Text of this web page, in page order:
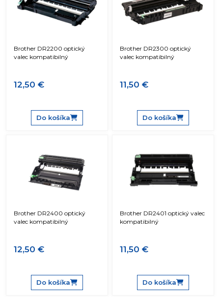
Brother DR2200 optický
valec kompatibilný
12,50 €
Do košíka
Brother DR2300 optický
valec kompatibilný
11,50 €
Do košíka
Brother DR2400 optický
valec kompatibilný
12,50 €
Do košíka
Brother DR2401 optický valec
kompatibilný
11,50 €
Do košíka